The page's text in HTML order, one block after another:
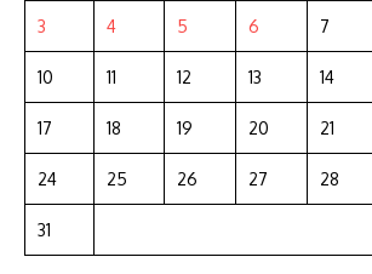
3 4 5 6 7
10 11 12 13 14
17 18 19 20 21
24 25 26 27 28
31